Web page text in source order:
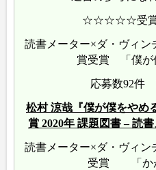
☆☆☆☆☆受
読書メーター×ダ・ヴィン
賞受賞 「僕が
応募数92件
松村 涼哉『僕が僕をやめ
賞 2020年 課題図書 – 読
読書メーター×ダ・ヴィン
受賞 「かが